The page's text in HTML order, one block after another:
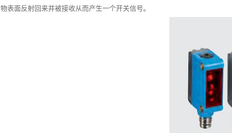
物表面反射回来并被接收从而产生一个开关信号。